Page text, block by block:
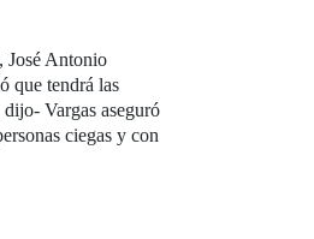
José Antonio
que tendrá las
Vargas aseguró
ciegas y con